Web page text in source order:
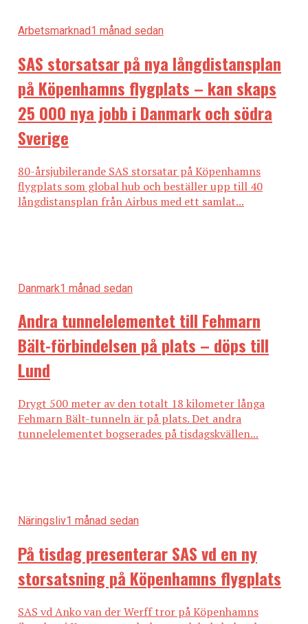
Arbetsmarknad1 månad sedan
SAS storsatsar på nya långdistansplan
på Köpenhamns flygplats – kan skaps
25 000 nya jobb i Danmark och södra
Sverige
80-årsjubilerande SAS storsatar på Köpenhamns
flygplats som global hub och beställer upp till 40
långdistansplan från Airbus med ett samlat...
Danmark1 månad sedan
Andra tunnelelementet till Fehmarn
Bält-förbindelsen på plats – döps till
Lund
Drygt 500 meter av den totalt 18 kilometer långa
Fehmarn Bält-tunneln är på plats. Det andra
tunnelelementet bogserades på tisdagskvällen...
Näringsliv1 månad sedan
På tisdag presenterar SAS vd en ny
storsatsning på Köpenhamns flygplats
SAS vd Anko van der Werff tror på Köpenhamns